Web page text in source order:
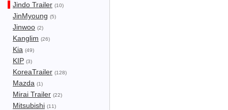
Jindo Trailer (10)
JinMyoung (5)
Jinwoo (2)
Kanglim (26)
Kia (49)
KIP (3)
KoreaTrailer (128)
Mazda (1)
Mirai Trailer (22)
Mitsubishi (11)